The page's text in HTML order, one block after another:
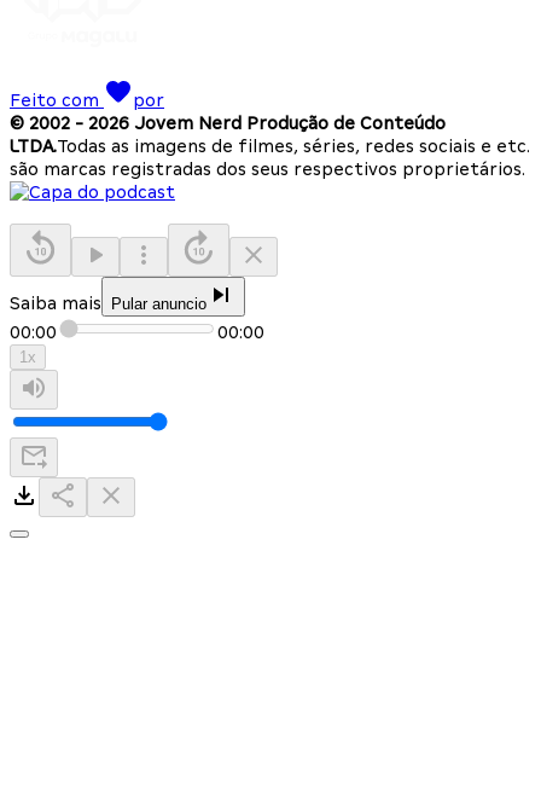
Feito com
por
© 2002 - 2026 Jovem Nerd Produção de Conteúdo
LTDA.Todas as imagens de filmes, séries, redes sociais e etc.
são marcas registradas dos seus respectivos proprietários.
Saiba mais Pular anuncio
00:00 00:00
1x